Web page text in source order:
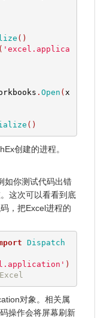
()
( 'excel.applica
. Open ( x
()
创建的进程。
如你测试代码出错
这次可以看看到底
，把Excel进程的
Dispatch
)
对象。相关属
操作会将屏幕刷新